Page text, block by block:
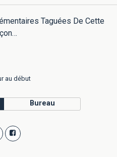
Taguées De Cette
au début
Bureau